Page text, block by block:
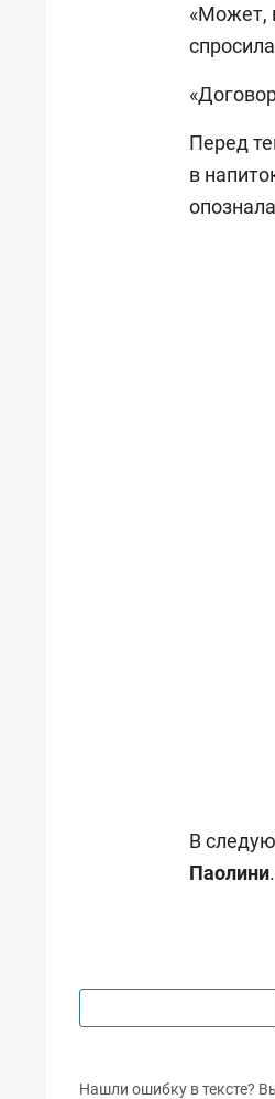
«Может,
Перед
в
В
Паолини
Нашли ошибку в тексте?